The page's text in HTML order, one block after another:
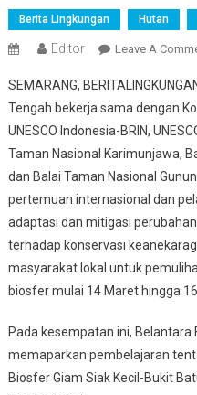
Berita Lingkungan Hutan
Editor Leave A
SEMARANG,
Tengah bekerja sama dengan
UNESCO Indonesia-BRIN,
Taman Nasional Karimunjawa,
dan Balai Taman Nasional
pertemuan internasional dan
adaptasi dan mitigasi
terhadap konservasi
masyarakat lokal untuk
biosfer mulai 14 Maret hingga
Pada kesempatan ini,
memaparkan pembelajaran
Biosfer Giam Siak Kecil-Bukit